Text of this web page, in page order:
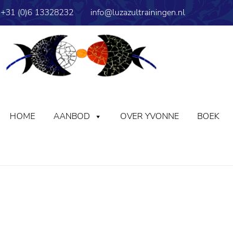
+31 (0)6 13328232 info@luzazultrainingen.nl
HOME AANBOD OVER YVONNE BOEK